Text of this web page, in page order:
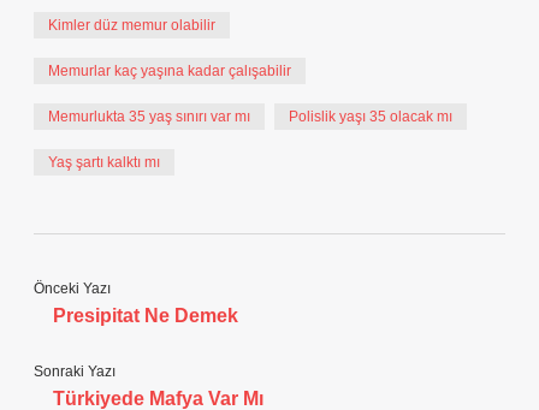
Kimler düz memur olabilir
Memurlar kaç yaşına kadar çalışabilir
Memurlukta 35 yaş sınırı var mı Polislik yaşı 35 olacak mı
Yaş şartı kalktı mı
Önceki Yazı
Presipitat Ne Demek
Sonraki Yazı
Türkiyede Mafya Var Mı